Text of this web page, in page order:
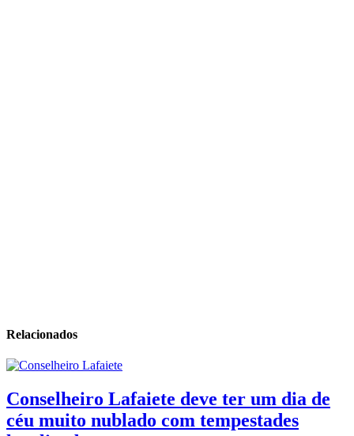
Relacionados
Conselheiro Lafaiete deve ter um dia de
céu muito nublado com tempestades